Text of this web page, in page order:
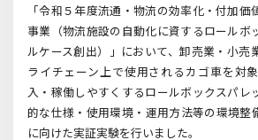
「令和５年度流通・物流の効率化・付加
事業（物流施設の自動化に資するロールボ
ルケース創出）」において、卸売業・小売
ライチェーン上で使用されるカゴ車を対
入・稼働しやすくするロールボックスパレ
的な仕様・使用環境・運用方法等の環境整
に向けた実証実験を行いました。